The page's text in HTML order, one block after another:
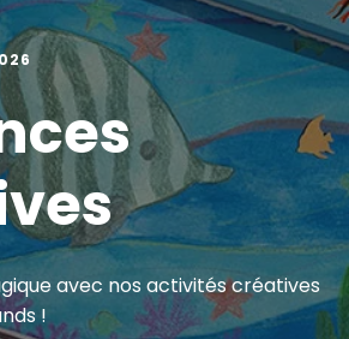
avec nos activités créatives
!